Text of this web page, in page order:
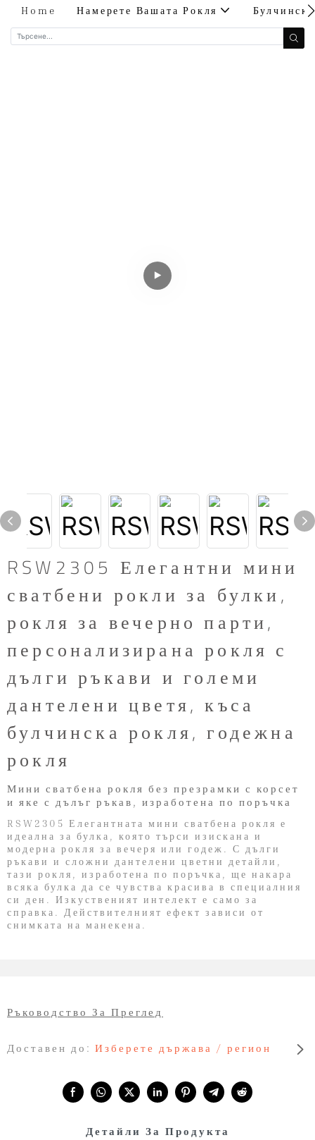
Home Намерете Вашата Рокля
RSW2305 Елегантни мини
сватбени рокли за булки,
рокля за вечерно парти,
персонализирана рокля с
дълги ръкави и големи
дантелени цветя, къса
булчинска рокля, годежна
рокля
Мини сватбена рокля без презрамки с корсет
и яке с дълъг ръкав, изработена по поръчка
RSW2305 Елегантната мини сватбена рокля е
идеална за булка, която търси изискана и
модерна рокля за вечеря или годеж. С дълги
ръкави и сложни дантелени цветни детайли,
тази рокля, изработена по поръчка, ще накара
всяка булка да се чувства красива в специалния
си ден. Изкуственият интелект е само за
справка. Действителният ефект зависи от
снимката на манекена.
Доставен до: Изберете държава / регион
Ръководство За Преглед
Детайли За Продукта